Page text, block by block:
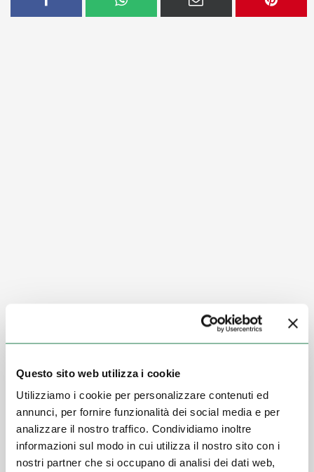
Questo sito web utilizza i cookie
Utilizziamo i cookie per personalizzare contenuti ed
annunci, per fornire funzionalità dei social media e per
analizzare il nostro traffico. Condividiamo inoltre
informazioni sul modo in cui utilizza il nostro sito con i
nostri partner che si occupano di analisi dei dati web,